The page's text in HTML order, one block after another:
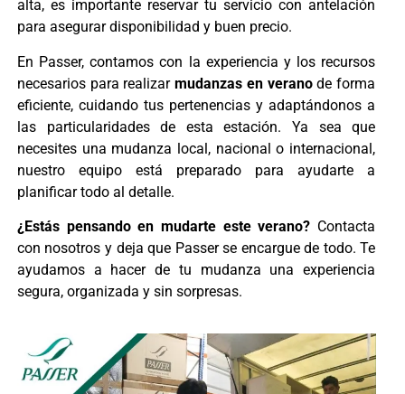
alta, es importante reservar tu servicio con antelación
para asegurar disponibilidad y buen precio.
En Passer, contamos con la experiencia y los recursos
necesarios para realizarmudanzas en veranode forma
eficiente, cuidando tus pertenencias y adaptándonos a
las particularidades de esta estación. Ya sea que
necesites una mudanza local, nacional o internacional,
nuestro equipo está preparado para ayudarte a
planificar todo al detalle.
¿Estás pensando en mudarte este verano? Contacta
con nosotros y deja que Passer se encargue de todo. Te
ayudamos a hacer de tu mudanza una experiencia
segura, organizada y sin sorpresas.